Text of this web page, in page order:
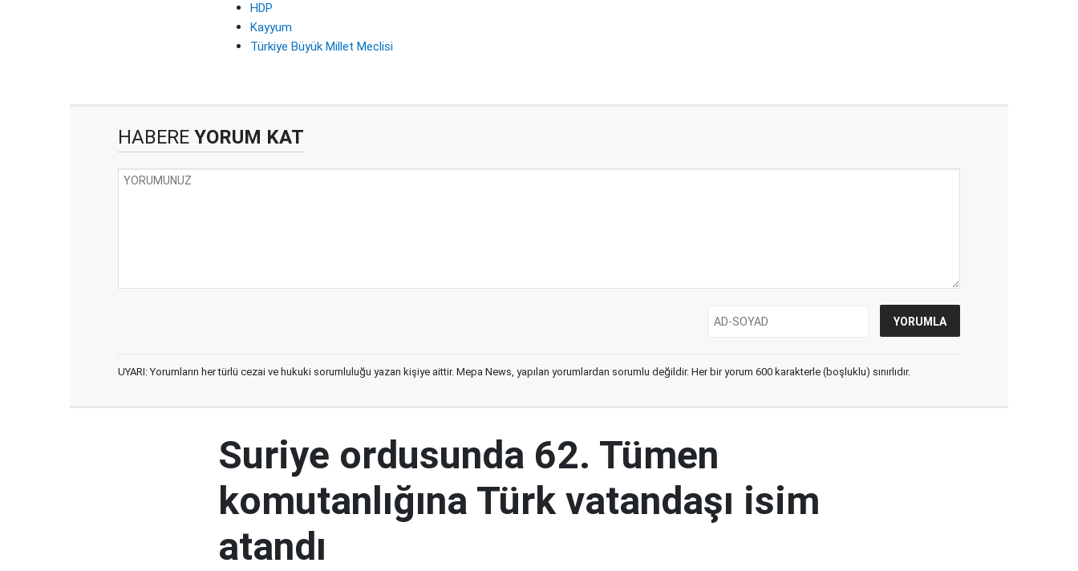
HDP
Kayyum
Türkiye Büyük Millet Meclisi
HABERE YORUM KAT
UYARI: Yorumların her türlü cezai ve hukuki sorumluluğu yazan kişiye aittir. Mepa News, yapılan yorumlardan sorumlu değildir. Her bir yorum 600 karakterle (boşluklu) sınırlıdır.
Suriye ordusunda 62. Tümen
komutanlığına Türk vatandaşı isim
atandı